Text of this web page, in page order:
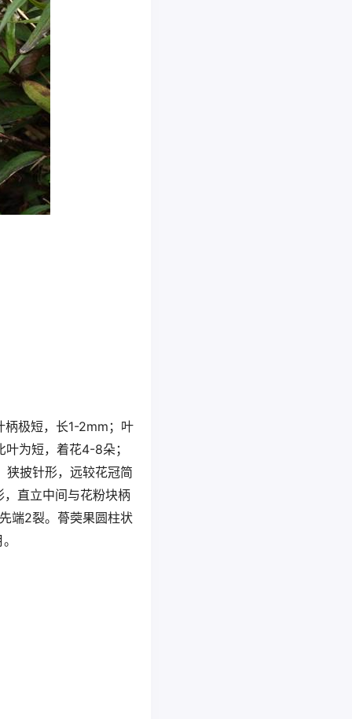
极短，长1-2mm；叶
为短，着花4-8朵；
狭披针形，远较花冠简
直立中间与花粉块柄
端2裂。蓇葖果圆柱状